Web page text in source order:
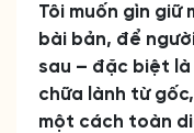
Tôi muốn gìn giữ
bài bản, để
sau – đặc biệt là
chữa lành từ
một cách toàn